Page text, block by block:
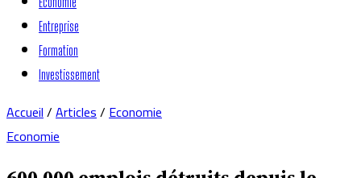
Entreprise
Formation
Investissement
Accueil/Articles/Economie
Economie